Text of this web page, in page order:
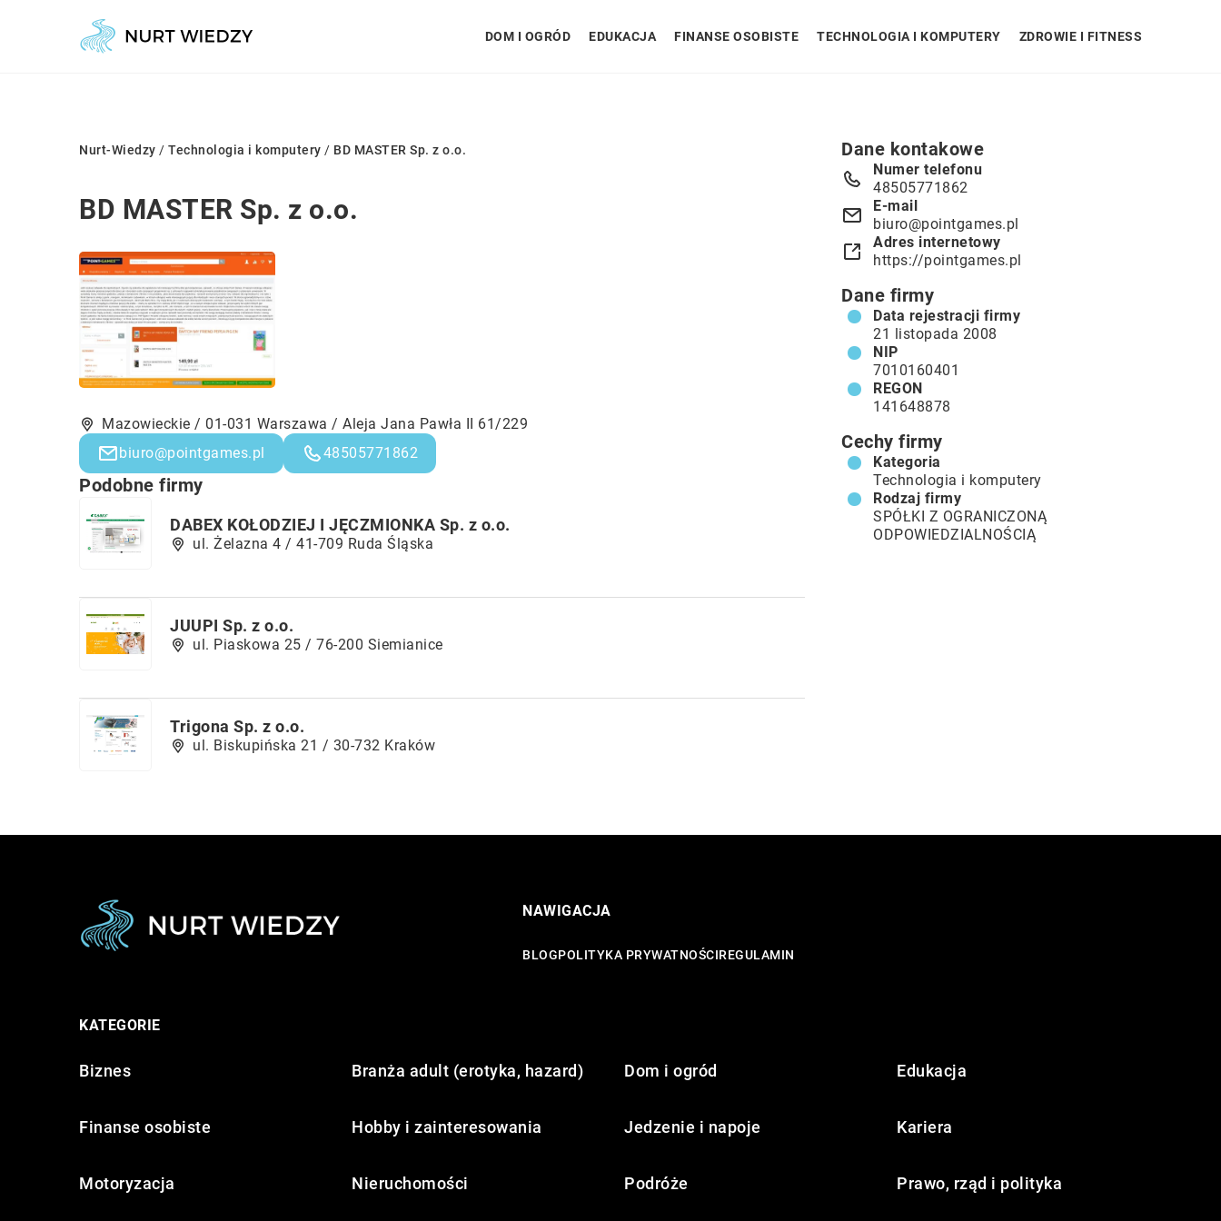
DOM I OGRÓD EDUKACJA FINANSE OSOBISTE TECHNOLOGIA I KOMPUTERY ZDROWIE I FITNESS
Nurt-Wiedzy / Technologia i komputery / BD MASTER Sp. z o.o.
BD MASTER Sp. z o.o.
Mazowieckie / 01-031 Warszawa / Aleja Jana Pawła II 61/229
biuro@pointgames.pl
48505771862
Podobne firmy
DABEX KOŁODZIEJ I JĘCZMIONKA Sp. z o.o.
ul. Żelazna 4 / 41-709 Ruda Śląska
JUUPI Sp. z o.o.
ul. Piaskowa 25 / 76-200 Siemianice
Trigona Sp. z o.o.
ul. Biskupińska 21 / 30-732 Kraków
Dane kontakowe
Numer telefonu
48505771862
E-mail
biuro@pointgames.pl
Adres internetowy
https://pointgames.pl
Dane firmy
Data rejestracji firmy
21 listopada 2008
NIP
7010160401
REGON
141648878
Cechy firmy
Kategoria
Technologia i komputery
Rodzaj firmy
SPÓŁKI Z OGRANICZONĄ
ODPOWIEDZIALNOŚCIĄ
NAWIGACJA
BLOGPOLITYKA PRYWATNOŚCIREGULAMIN
KATEGORIE
Biznes Branża adult (erotyka, hazard) Dom i ogród Edukacja
Finanse osobiste Hobby i zainteresowania Jedzenie i napoje Kariera
Motoryzacja Nieruchomości Podróże Prawo, rząd i polityka